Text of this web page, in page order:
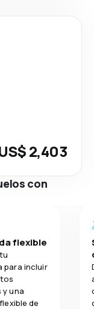
2,403
con
flexible
para incluir
una
de